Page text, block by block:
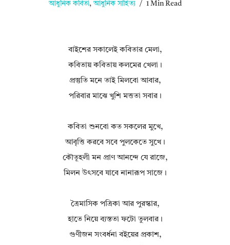
আধুনিক কবিতা, আধুনিক সাহিত্য 1 Min Read
বাইশের সকালেই কবিতার মেলা,
কবিতায় কবিতায় কলমের খেলা।
প্রস্তুতি মনে তাই মিলবো আবার,
পরিবার মাঝে খুশি মত্ততা সবার।
কবিতা শুনবো কত সকলের মুখে,
আবৃত্তি করবে সবে পুলকেতে সুখে।
কৌতূহলী মন প্রাণ আনন্দে যে রাজে,
মিলন উৎসবে যাবে নানারূপ সাজে।
ত্রৈমাসিক পত্রিকা আর পুরস্কার,
হাতে নিয়ে ব্যস্ততা ফটো তুলবার।
গুণীজন সংবর্ধনা বইয়ের প্রকাশ,